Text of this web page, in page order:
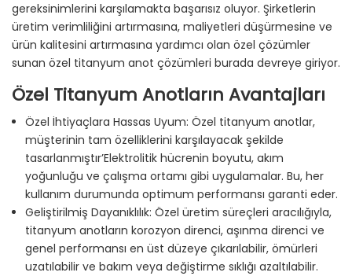
gereksinimlerini karşılamakta başarısız oluyor. Şirketlerin
üretim verimliliğini artırmasına, maliyetleri düşürmesine ve
ürün kalitesini artırmasına yardımcı olan özel çözümler
sunan özel titanyum anot çözümleri burada devreye giriyor.
Özel Titanyum Anotların Avantajları
Özel İhtiyaçlara Hassas Uyum: Özel titanyum anotlar,
müşterinin tam özelliklerini karşılayacak şekilde
tasarlanmıştır’Elektrolitik hücrenin boyutu, akım
yoğunluğu ve çalışma ortamı gibi uygulamalar. Bu, her
kullanım durumunda optimum performansı garanti eder.
Geliştirilmiş Dayanıklılık: Özel üretim süreçleri aracılığıyla,
titanyum anotların korozyon direnci, aşınma direnci ve
genel performansı en üst düzeye çıkarılabilir, ömürleri
uzatılabilir ve bakım veya değiştirme sıklığı azaltılabilir.